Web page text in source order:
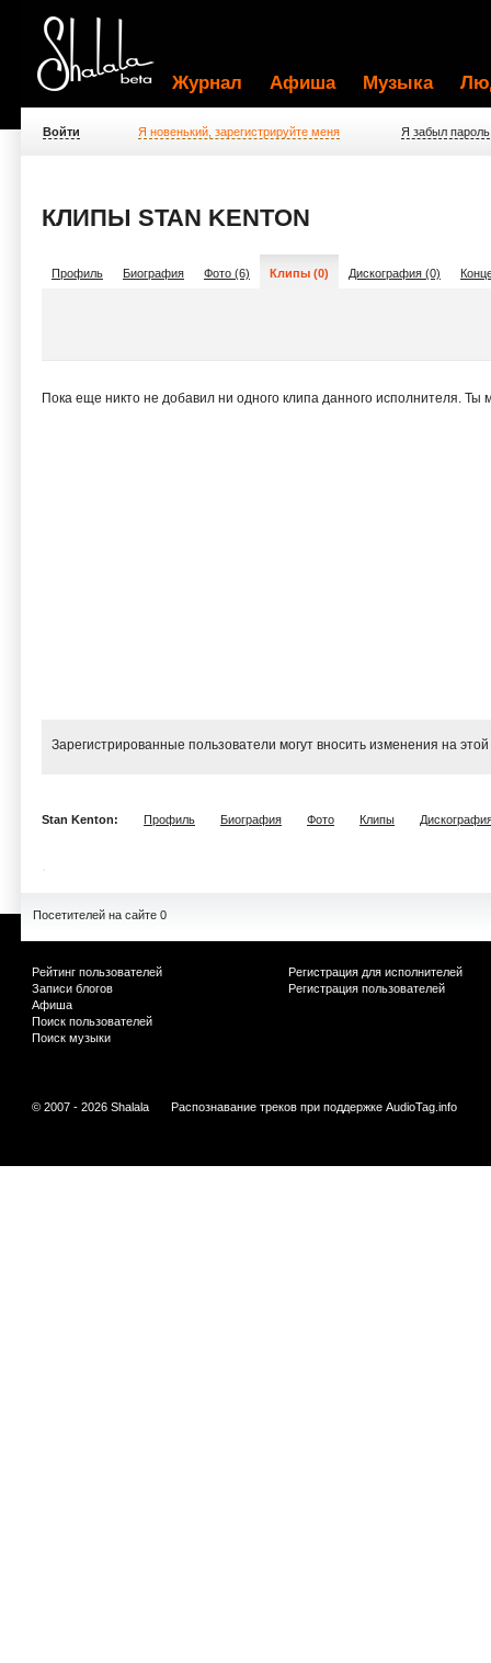
Журнал Афиша Музыка
Войти Я новенький, зарегистрируйте меня Я забыл пароль
КЛИПЫ STAN KENTON
Профиль Биография Фото (6) Клипы (0) Дискография (0)
Пока еще никто не добавил ни одного клипа данного исполнителя.
Зарегистрированные пользователи могут вносить изменения на
Stan Kenton: Профиль Биография Фото Клипы
Посетителей на сайте 0
Рейтинг пользователей
Записи блогов
Афиша
Поиск пользователей
Поиск музыки
Регистрация для исполнителей
Регистрация пользователей
© 2007 - 2026 Shalala Распознавание треков при поддержке AudioTag.info